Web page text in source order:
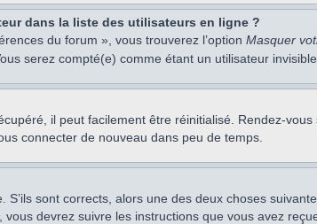
dans la liste des utilisateurs en ligne ?
du forum », vous trouverez l’option Masquer
serez compté(e) comme étant un utilisateur invisible.
il peut facilement être réinitialisé. Rendez-
connecter de nouveau dans peu de temps.
sont corrects, alors une des deux choses
devrez suivre les instructions que vous avez